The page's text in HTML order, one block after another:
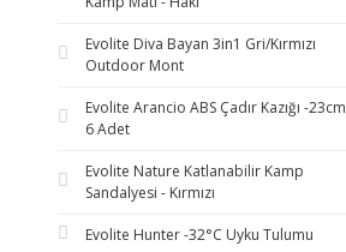
Evolite Diva Bayan 3in1 Gri/Kırmızı
Outdoor Mont
Evolite Arancio ABS Çadır Kazığı -23cm
6 Adet
Evolite Nature Katlanabilir Kamp
Sandalyesi - Kırmızı
Evolite Hunter -32°C Uyku Tulumu